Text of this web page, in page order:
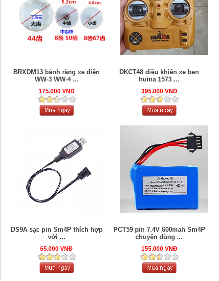
BRXDM13 bánh răng xe điện
WW-3 WW-4 ...
175.000 VNĐ
DKCT48 điều khiển xe ben
huina 1573 ...
395.000 VNĐ
DS9A sạc pin Sm4P thích hợp
với ...
65.000 VNĐ
PCT59 pin 7.4V 600mah Sm4P
chuyên dùng ...
155.000 VNĐ